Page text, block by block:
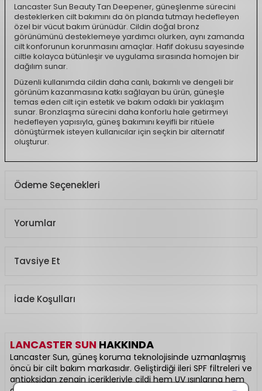
Lancaster Sun Beauty Tan Deepener, güneşlenme sürecini
desteklerken cilt bakımını da ön planda tutmayı hedefleyen
özel bir vücut bakım ürünüdür. Cildin doğal bronz
görünümünü desteklemeye yardımcı olurken, aynı zamanda
cilt konforunun korunmasını amaçlar. Hafif dokusu sayesinde
ciltle kolayca bütünleşir ve uygulama sırasında homojen bir
dağılım sunar.
Düzenli kullanımda cildin daha canlı, bakımlı ve dengeli bir
görünüm kazanmasına katkı sağlayan bu ürün, güneşle
temas eden cilt için estetik ve bakım odaklı bir yaklaşım
sunar. Bronzlaşma sürecini daha konforlu hale getirmeyi
hedefleyen yapısıyla, güneş bakımını keyifli bir ritüele
dönüştürmek isteyen kullanıcılar için seçkin bir alternatif
oluşturur.
Ödeme Seçenekleri
Yorumlar
Tavsiye Et
İade Koşulları
LANCASTER SUN HAKKINDA
Lancaster Sun, güneş koruma teknolojisinde uzmanlaşmış
öncü bir cilt bakım markasıdır. Geliştirdiği ileri SPF filtreleri ve
antioksidan zengin içerikleriyle cildi hem UV ışınlarına hem